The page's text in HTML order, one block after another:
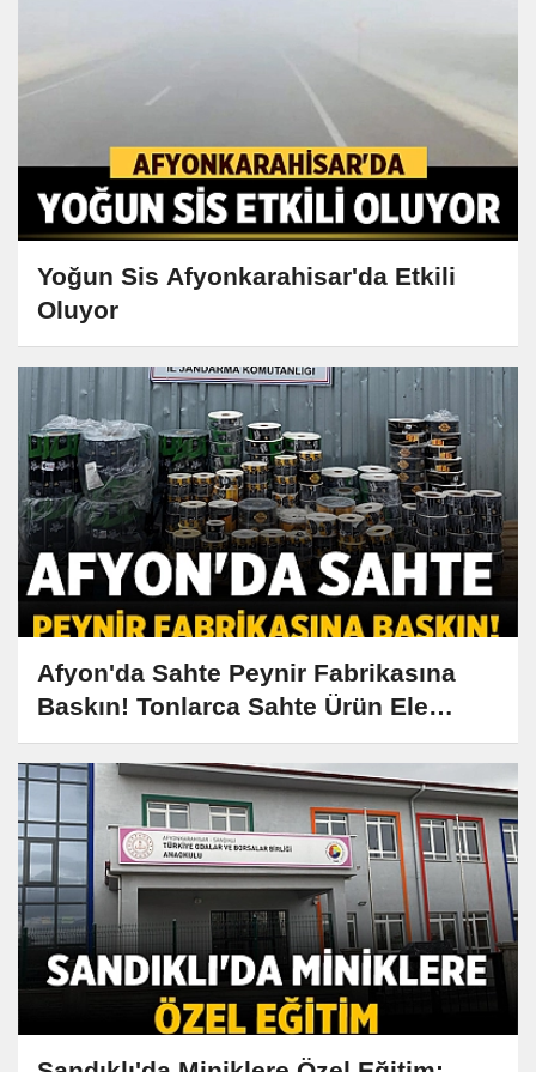
Yoğun Sis Afyonkarahisar'da Etkili
Oluyor
Afyon'da Sahte Peynir Fabrikasına
Baskın! Tonlarca Sahte Ürün Ele
Geçirildi